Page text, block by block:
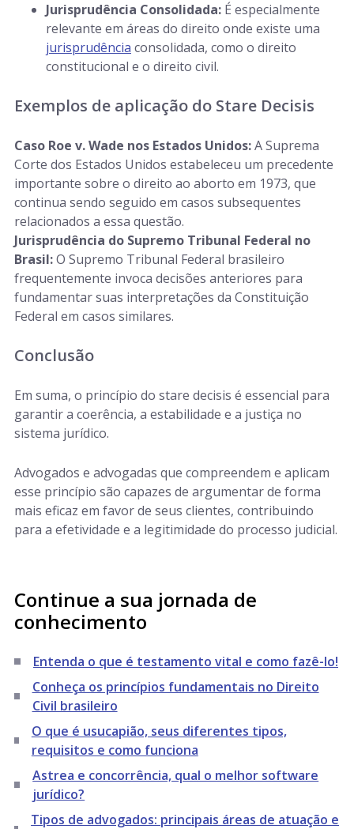
Jurisprudência Consolidada: É especialmente
relevante em áreas do direito onde existe uma
jurisprudência consolidada, como o direito
constitucional e o direito civil.
Exemplos de aplicação do Stare Decisis
Caso Roe v. Wade nos Estados Unidos:A Suprema
Corte dos Estados Unidos estabeleceu um precedente
importante sobre o direito ao aborto em 1973, que
continua sendo seguido em casos subsequentes
relacionados a essa questão.
Jurisprudência do Supremo Tribunal Federal no
Brasil:O Supremo Tribunal Federal brasileiro
frequentemente invoca decisões anteriores para
fundamentar suas interpretações da Constituição
Federal em casos similares.
Conclusão
Em suma, o princípio do stare decisis é essencial para
garantir a coerência, a estabilidade e a justiça no
sistema jurídico.
Advogados e advogadas que compreendem e aplicam
esse princípio são capazes de argumentar de forma
mais eficaz em favor de seus clientes, contribuindo
para a efetividade e a legitimidade do processo judicial.
Continue a sua jornada de
conhecimento
Entenda o que é testamento vital e como fazê-lo!
Conheça os princípios fundamentais no Direito
Civil brasileiro
O que é usucapião, seus diferentes tipos,
requisitos e como funciona
Astrea e concorrência, qual o melhor software
jurídico?
Tipos de advogados: principais áreas de atuação e